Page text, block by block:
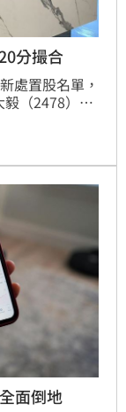
分撮合
處置股名單，
（2478）、
施，其中矽
股採5分鐘分
交易限制明顯
面倒地